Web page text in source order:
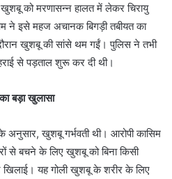
को मरणासन्न हालत में लेकर चिरायु
ने इसे महज अचानक बिगड़ी तबीयत का
खुशबू की सांसे थम गईं। पुलिस ने तभी
से पड़ताल शुरू कर दी थी।
बड़ा खुलासा
अनुसार, खुशबू गर्भवती थी। आरोपी कासिम
बचने के लिए खुशबू को बिना किसी
खिलाई। यह गोली खुशबू के शरीर के लिए